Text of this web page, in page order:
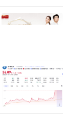
布以8.5亿
疾病双特异
多款双抗疗
一款靶向IL-
度至重度AD